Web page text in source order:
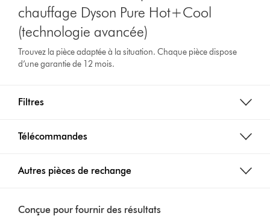
chauffage Dyson Pure Hot+Cool
(technologie avancée)
Trouvez la pièce adaptée à la situation. Chaque pièce dispose
d’une garantie de 12 mois.
Filtres
Télécommandes
Autres pièces de rechange
Conçue pour fournir des résultats